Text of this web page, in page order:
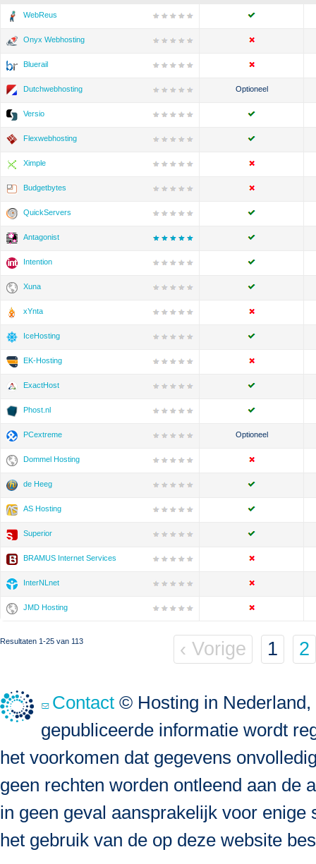
WebReus
Onyx Webhosting
Bluerail
Dutchwebhosting Optioneel
Versio
Flexwebhosting
Ximple
Budgetbytes
QuickServers
Antagonist
Intention
Xuna
xYnta
IceHosting
EK-Hosting
ExactHost
Phost.nl
PCextreme Optioneel
Dommel Hosting
de Heeg
AS Hosting
Superior
BRAMUS Internet Services
InterNLnet
JMD Hosting
Resultaten 1-25 van 113 ‹ Vorige 1 2
Contact © Hosting in
gepubliceerde informatie wordt
het voorkomen dat gegevens
geen rechten worden ontleend aan de
in geen geval aansprakelijk voor
het gebruik van de op deze website